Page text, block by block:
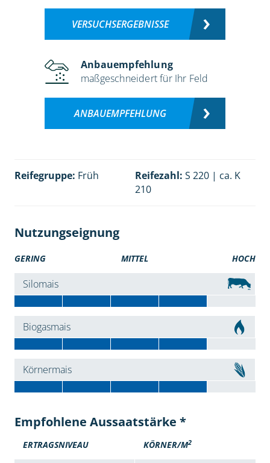
VERSUCHSERGEBNISSE
Anbauempfehlung
maßgeschneidert für Ihr Feld
ANBAUEMPFEHLUNG
Reifegruppe: Früh Reifezahl: S 220 | ca. K
210
Nutzungseignung
GERING MITTEL HOCH
Silomais
Biogasmais
Körnermais
Empfohlene Aussaatstärke *
ERTRAGSNIVEAU KÖRNER/M2